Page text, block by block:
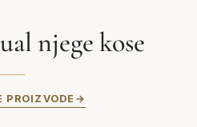
njege kose
PROIZVODE